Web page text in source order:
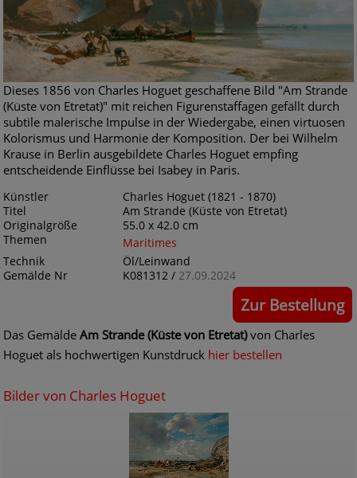
Dieses 1856 von Charles Hoguet geschaffene Bild "Am Strande
(Küste von Etretat)" mit reichen Figurenstaffagen gefällt durch
subtile malerische Impulse in der Wiedergabe, einen virtuosen
Kolorismus und Harmonie der Komposition. Der bei Wilhelm
Krause in Berlin ausgebildete Charles Hoguet empfing
entscheidende Einflüsse bei Isabey in Paris.
Künstler
Charles Hoguet (1821 - 1870)
Titel
Am Strande (Küste von Etretat)
Originalgröße
55.0 x 42.0 cm
Themen
Maritimes
Technik
Öl/Leinwand
Gemälde Nr
K081312 / 27.09.2024
Zur Bestellung
Das GemäldeAm Strande (Küste von Etretat)von Charles
Hoguet als hochwertigen Kunstdruck hier bestellen
Bilder von Charles Hoguet